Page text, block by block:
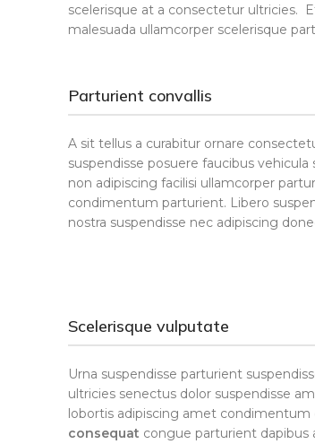
scelerisque at a consectetur ultricies.
malesuada ullamcorper scelerisque
Parturient convallis
A sit tellus a curabitur ornare
suspendisse posuere faucibus
non adipiscing facilisi ullamcorper
condimentum parturient. Libero
nostra suspendisse nec adipiscing
Scelerisque vulputate
Urna suspendisse parturient
ultricies senectus dolor suspendisse
lobortis adipiscing amet condimentum
consequat congue parturient